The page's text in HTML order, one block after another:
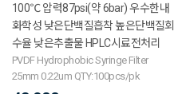
100℃ 압력87psi(약 6bar) 우수한내
화학성 낮은단백질흡착 높은단백질회
수율 낮은추출물 HPLC시료전처리
PVDF Hydrophobic Syringe Filter
25mm 0.22um QTY:100pcs/pk